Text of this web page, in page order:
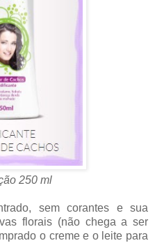
250 ml
sem corantes e sua
florais (não chega a ser
o creme e o leite para